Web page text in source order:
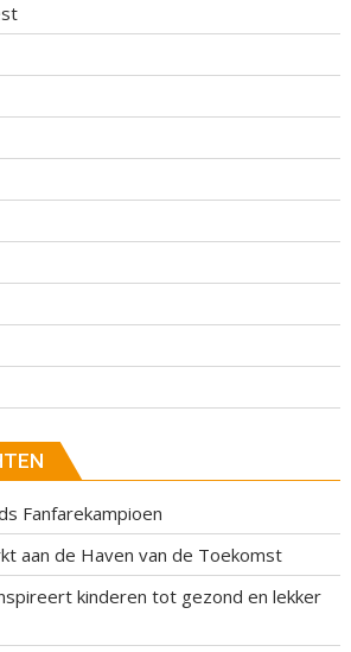
Fanfarekampioen
aan de Haven van de Toekomst
kinderen tot gezond en lekker